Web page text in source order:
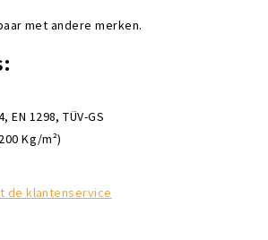
met andere merken.
EN 1298, TÜV-GS
Kg/m²)
de klantenservice